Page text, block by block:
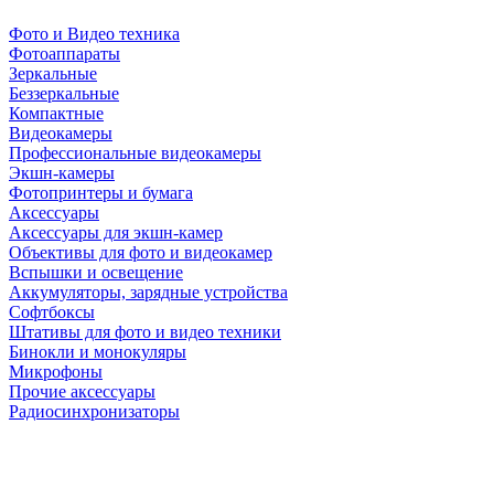
Фото и Видео техника
Фотоаппараты
Зеркальные
Беззеркальные
Компактные
Видеокамеры
Профессиональные видеокамеры
Экшн-камеры
Фотопринтеры и бумага
Аксессуары
Аксессуары для экшн-камер
Объективы для фото и видеокамер
Вспышки и освещение
Аккумуляторы, зарядные устройства
Софтбоксы
Штативы для фото и видео техники
Бинокли и монокуляры
Микрофоны
Прочие аксессуары
Радиосинхронизаторы